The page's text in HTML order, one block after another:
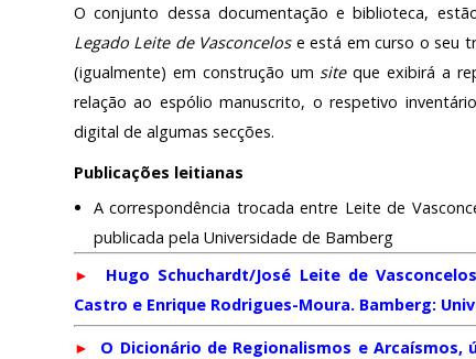
O conjunto dessa documentação e biblioteca,
Legado Leite de Vasconcelos e está em curso o seu
(igualmente) em construção um siteque exibirá a
relação ao espólio manuscrito, o respetivo
digital de algumas secções.
Publicações leitianas
A correspondência trocada entre Leite de
publicada pela Universidade de Bamberg
►
Hugo Schuchardt/José Leite de
Castro e Enrique Rodrigues-Moura. Bamberg:
►
O Dicionário de Regionalismos e